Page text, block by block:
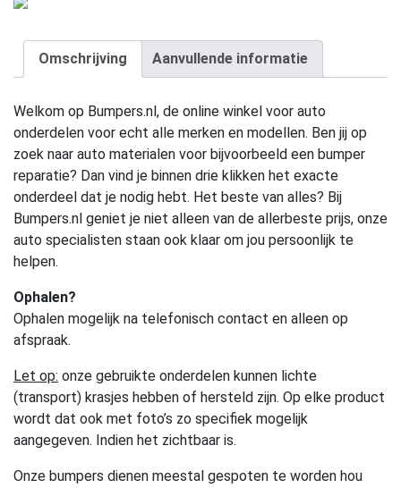
Omschrijving Aanvullende informatie
Welkom op Bumpers.nl, de online winkel voor auto
onderdelen voor echt alle merken en modellen. Ben jij op
zoek naar auto materialen voor bijvoorbeeld een bumper
reparatie? Dan vind je binnen drie klikken het exacte
onderdeel dat je nodig hebt. Het beste van alles? Bij
Bumpers.nl geniet je niet alleen van de allerbeste prijs, onze
auto specialisten staan ook klaar om jou persoonlijk te
helpen.
Ophalen?
Ophalen mogelijk na telefonisch contact en alleen op
afspraak.
Let op: onze gebruikte onderdelen kunnen lichte
(transport) krasjes hebben of hersteld zijn. Op elke product
wordt dat ook met foto’s zo specifiek mogelijk
aangegeven. Indien het zichtbaar is.
Onze bumpers dienen meestal gespoten te worden hou